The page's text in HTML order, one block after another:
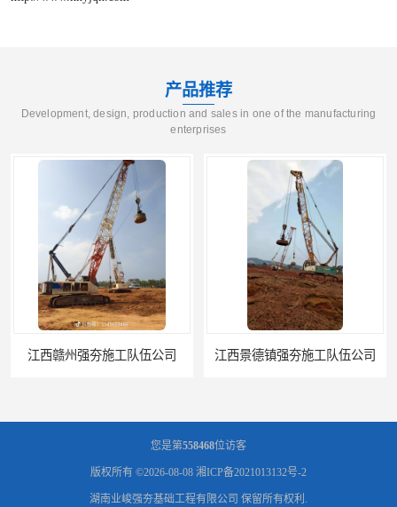
产品推荐
Development, design, production and sales in one of the manufacturing
enterprises
江西景德镇强夯施工队伍公司 长沙强夯公司
您是第558468位访客
版权所有 ©2026-08-08 湘ICP备2021013132号-2
湖南业峻强夯基础工程有限公司 保留所有权利.